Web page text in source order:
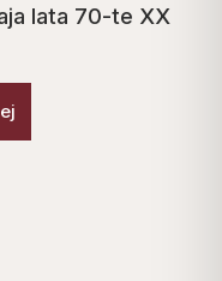
lata 70-te XX